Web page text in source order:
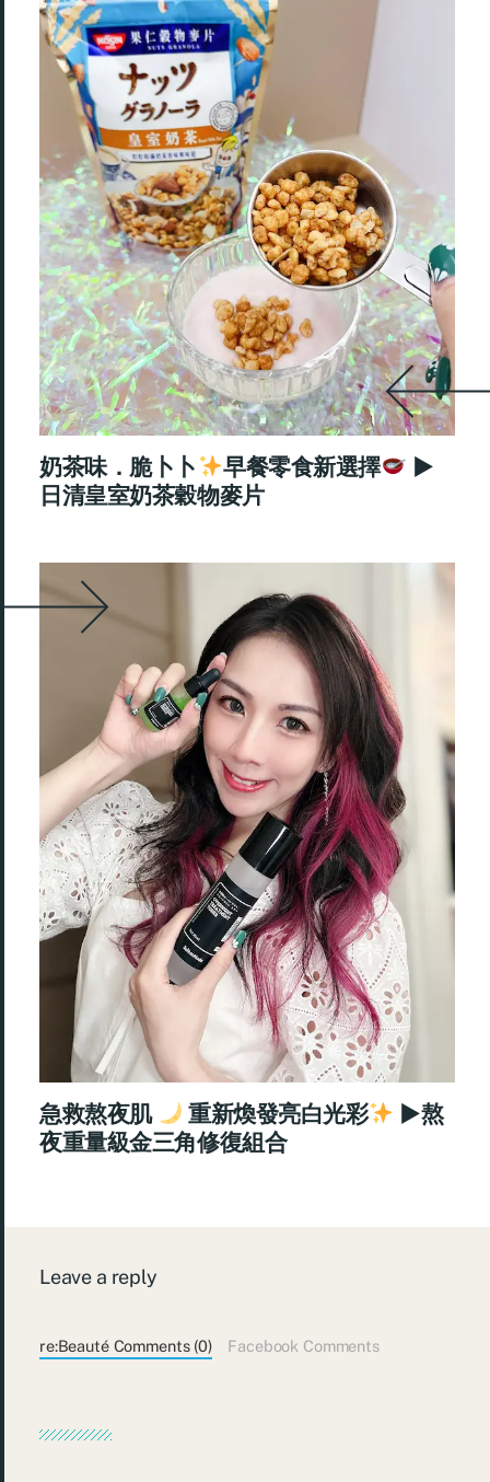
奶茶味．脆卜卜 早餐零食新選擇
►
日清皇室奶茶穀物麥片
急救熬夜肌 重新煥發亮白光彩
►熬
夜重量級金三角修復組合
Leave a reply
re:Beauté Comments (0) Facebook Comments